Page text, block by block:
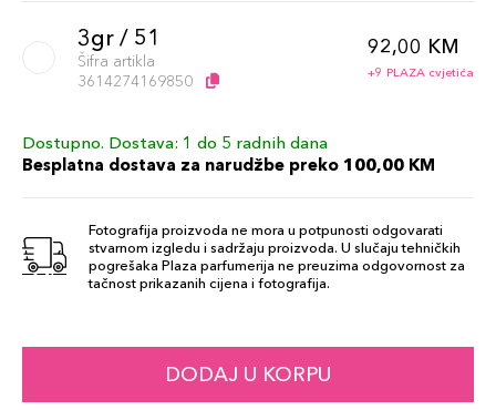
3gr / 51
Šifra artikla
3614274169850
92,00 KM
+9 PLAZA cvjetića
3gr / 60
Šifra artikla
92,00 KM
3gr / 66
Šifra artikla
92,00 KM
Dostupno. Dostava: 1 do 5 radnih dana
Besplatna dostava za narudžbe preko 100,00 KM
Fotografija proizvoda ne mora u potpunosti odgovarati
stvarnom izgledu i sadržaju proizvoda. U slučaju tehničkih
pogrešaka Plaza parfumerija ne preuzima odgovornost za
tačnost prikazanih cijena i fotografija.
DODAJ U KORPU